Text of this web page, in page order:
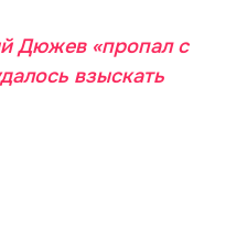
Дюжев «пропал с
взыскать